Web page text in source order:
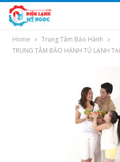
Home
Trung Tâm Bảo Hành
TRUNG TÂM BẢO HÀNH TỦ LẠNH